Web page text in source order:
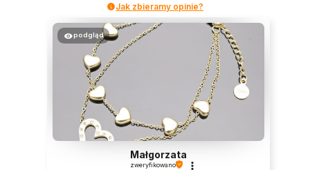
Jak zbieramy opinie?
podgląd
Małgorzata
zweryfikowano